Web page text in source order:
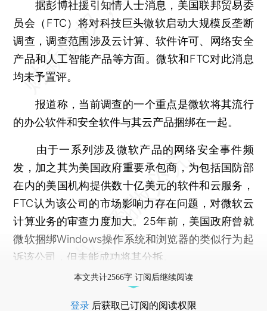
据彭博社援引知情人士消息，美国联邦贸易委
员会（FTC）将对科技巨头微软启动大规模反垄断
调查，调查范围涉及云计算、软件许可、网络安全
产品和人工智能产品等方面。微软和FTC对此消息
均未予置评。
报道称，当前调查的一个重点是微软将其流行
的办公软件和安全软件与其云产品捆绑在一起。
由于一系列涉及微软产品的网络安全事件频
发，加之其为美国政府重要承包商，为包括国防部
在内的美国机构提供数十亿美元的软件和云服务，
FTC认为该公司的市场影响力存在问题，对微软云
计算业务的审查力度加大。25年前，美国政府曾就
微软捆绑Windows操作系统和浏览器的类似行为起
诉该公司，但未能成功将其分拆。
本文共计2566字 订阅后继续阅读
登录 后获取已订阅的阅读权限